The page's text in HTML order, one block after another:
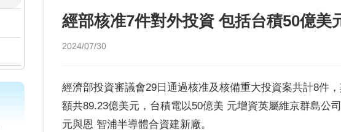
經部核准7件對外投資 包括台積50億美
2024/07/30
經濟部投資審議會29日通過核准及核備重大投資案共計8件
額共89.23億美元，台積電以50億美 元增資英屬維京群島公
元與恩 智浦半導體合資建新廠。